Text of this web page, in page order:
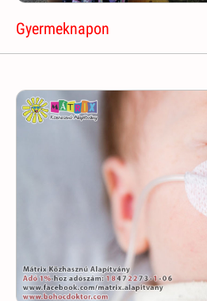
Gyermeknapon